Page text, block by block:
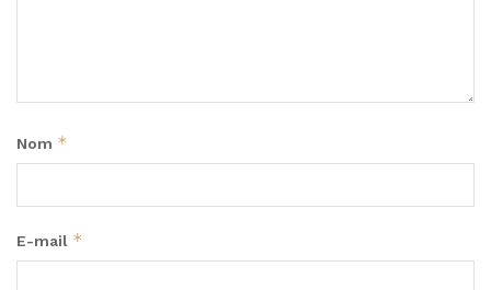
Nom *
E-mail *